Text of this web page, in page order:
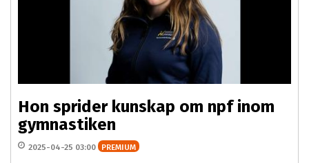
Hon sprider kunskap om npf inom
gymnastiken
2025-04-25 03:00 PREMIUM